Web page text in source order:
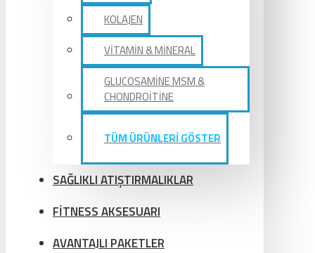
KOLAJEN
VİTAMİN & MİNERAL
GLUCOSAMİNE MSM &
CHONDROİTİNE
TÜM ÜRÜNLERİ GÖSTER
SAĞLIKLI ATIŞTIRMALIKLAR
FİTNESS AKSESUARI
AVANTAJLI PAKETLER